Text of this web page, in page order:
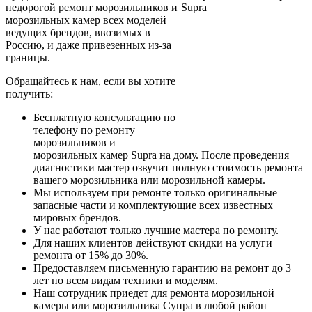
недорогой ремонт морозильников и
морозильных камер всех моделей
ведущих брендов, ввозимых в
Россию, и даже привезенных из-за
границы.
Обращайтесь к нам, если вы хотите
получить:
Бесплатную консультацию по
телефону по ремонту
морозильников и
морозильных камер Supra на дому. После проведения
диагностики мастер озвучит полную стоимость ремонта
вашего морозильника или морозильной камеры.
Мы используем при ремонте только оригинальные
запасные части и комплектующие всех известных
мировых брендов.
У нас работают только лучшие мастера по ремонту.
Для наших клиентов действуют скидки на услуги
ремонта от 15% до 30%.
Предоставляем письменную гарантию на ремонт до 3
лет по всем видам техники и моделям.
Наш сотрудник приедет для ремонта морозильной
камеры или морозильника Супра в любой район